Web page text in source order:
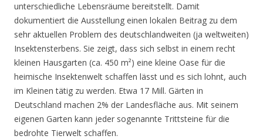
unterschiedliche Lebensräume bereitstellt. Damit
dokumentiert die Ausstellung einen lokalen Beitrag zu dem
sehr aktuellen Problem des deutschlandweiten (ja weltweiten)
Insektensterbens. Sie zeigt, dass sich selbst in einem recht
kleinen Hausgarten (ca. 450 m²) eine kleine Oase für die
heimische Insektenwelt schaffen lässt und es sich lohnt, auch
im Kleinen tätig zu werden. Etwa 17 Mill. Gärten in
Deutschland machen 2% der Landesfläche aus. Mit seinem
eigenen Garten kann jeder sogenannte Trittsteine für die
bedrohte Tierwelt schaffen.